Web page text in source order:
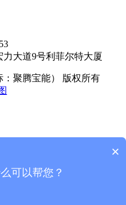
大道9号利菲尔特大厦
：聚腾宝能） 版权所有
×
可以帮您？